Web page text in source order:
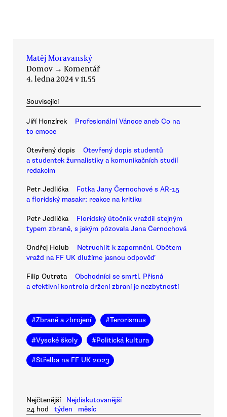
Matěj Moravanský
Domov → Komentář
4. ledna 2024 v 11.55
Související
Jiří Honzírek
Profesionální Vánoce aneb Co na
to emoce
Otevřený dopis
Otevřený dopis studentů
a studentek žurnalistiky a komunikačních studií
redakcím
Petr Jedlička
Fotka Jany Černochové s AR-15
a floridský masakr: reakce na kritiku
Petr Jedlička
Floridský útočník vraždil stejným
typem zbraně, s jakým pózovala Jana Černochová
Ondřej Holub
Netruchlit k zapomnění. Obětem
vražd na FF UK dlužíme jasnou odpověď
Filip Outrata
Obchodníci se smrtí. Přísná
a efektivní kontrola držení zbraní je nezbytností
#Zbraně a zbrojení #Terorismus
#Vysoké školy #Politická kultura
#Střelba na FF UK 2023
Nejčtenější
Nejdiskutovanější
24 hod
týden měsíc